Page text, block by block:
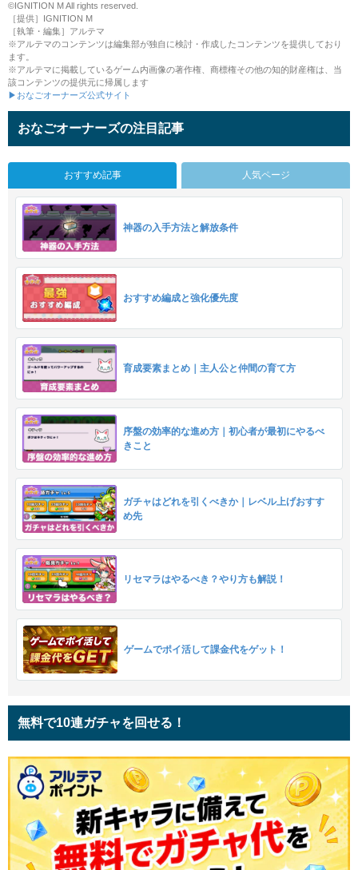
©IGNITION M All rights reserved.
［提供］IGNITION M
［執筆・編集］アルテマ
※アルテマのコンテンツは編集部が独自に検討・作成したコンテンツを提供しており
ます。
※アルテマに掲載しているゲーム内画像の著作権、商標権その他の知的財産権は、当
該コンテンツの提供元に帰属します
▶おなごオーナーズ公式サイト
おなごオーナーズの注目記事
おすすめ記事 人気ページ
神器の入手方法と解放条件
おすすめ編成と強化優先度
育成要素まとめ｜主人公と仲間の育て方
序盤の効率的な進め方｜初心者が最初にやるべ
きこと
ガチャはどれを引くべきか｜レベル上げおすす
め先
リセマラはやるべき？やり方も解説！
ゲームでポイ活して課金代をゲット！
無料で10連ガチャを回せる！